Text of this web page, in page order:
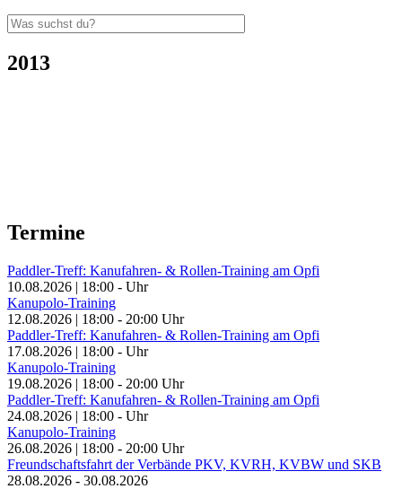
2013
Termine
Paddler-Treff: Kanufahren- & Rollen-Training am Opfi
10.08.2026 | 18:00 - Uhr
Kanupolo-Training
12.08.2026 | 18:00 - 20:00 Uhr
Paddler-Treff: Kanufahren- & Rollen-Training am Opfi
17.08.2026 | 18:00 - Uhr
Kanupolo-Training
19.08.2026 | 18:00 - 20:00 Uhr
Paddler-Treff: Kanufahren- & Rollen-Training am Opfi
24.08.2026 | 18:00 - Uhr
Kanupolo-Training
26.08.2026 | 18:00 - 20:00 Uhr
Freundschaftsfahrt der Verbände PKV, KVRH, KVBW und SKB
28.08.2026 - 30.08.2026